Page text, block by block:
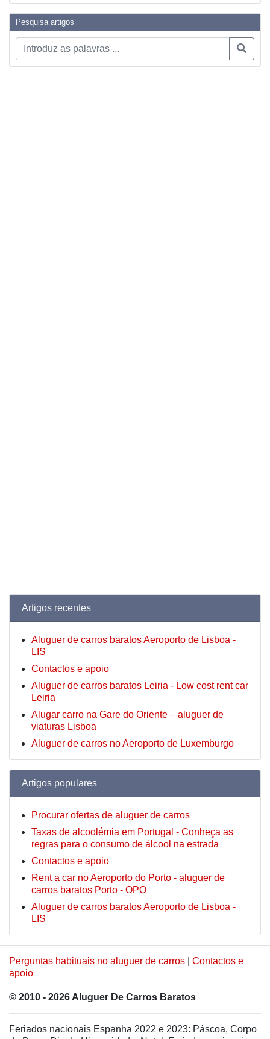
Pesquisa artigos
Artigos recentes
Aluguer de carros baratos Aeroporto de Lisboa -
LIS
Contactos e apoio
Aluguer de carros baratos Leiria - Low cost rent car
Leiria
Alugar carro na Gare do Oriente – aluguer de
viaturas Lisboa
Aluguer de carros no Aeroporto de Luxemburgo
Artigos populares
Procurar ofertas de aluguer de carros
Taxas de alcoolémia em Portugal - Conheça as
regras para o consumo de álcool na estrada
Contactos e apoio
Rent a car no Aeroporto do Porto - aluguer de
carros baratos Porto - OPO
Aluguer de carros baratos Aeroporto de Lisboa -
LIS
Perguntas habituais no aluguer de carros
Contactos e
apoio
© 2010 - 2026 Aluguer De Carros Baratos
Feriados nacionais Espanha 2022 e 2023: Páscoa, Corpo